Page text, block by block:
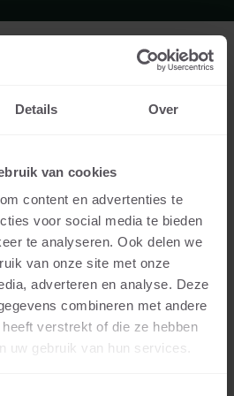
Details Over
van cookies
content en advertenties te
voor social media te bieden
te analyseren. Ook delen we
van onze site met onze
adverteren en analyse. Deze
combineren met andere
verstrekt of die ze hebben
uw gebruik van hun services.
IN OLDEBROEK
Grey
Grey
rounded 600x600x15 Grey